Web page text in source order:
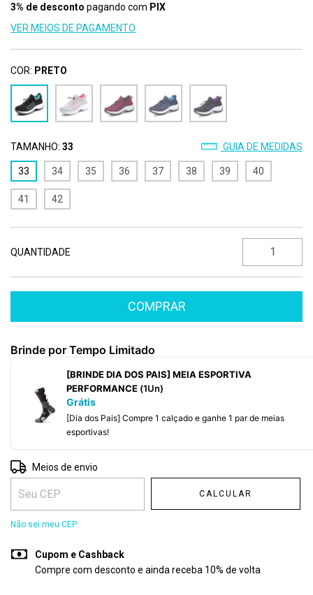
3% de desconto pagando com PIX
VER MEIOS DE PAGAMENTO
COR: PRETO
TAMANHO: 33 GUIA DE MEDIDAS
33 34 35 36 37 38 39 40
41 42
QUANTIDADE
Brinde por Tempo Limitado
[BRINDE DIA DOS PAIS] MEIA ESPORTIVA
PERFORMANCE (1Un)
Grátis
[Dia dos Pais] Compre 1 calçado e ganhe 1 par de meias
esportivas!
Entregas para o CEP:
Meios de envio
CALCULAR
Não sei meu CEP
Cupom e Cashback
Compre com desconto e ainda receba 10% de volta